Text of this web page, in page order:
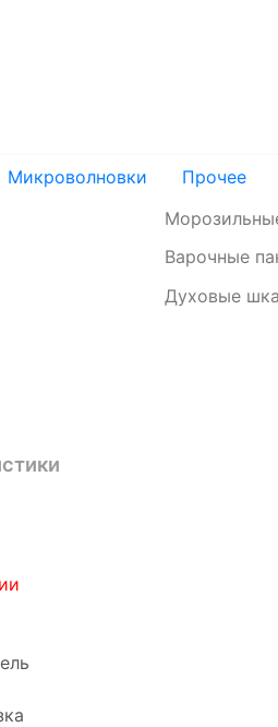
Микроволновки
Прочее
Варочные
Духовые